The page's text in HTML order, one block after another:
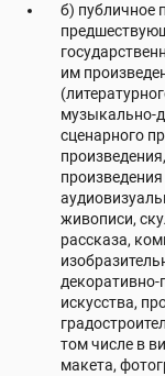
б) публичное
им
музыкально-
сценарного
произведения
живописи,
рассказа,
декоративно-
искусства,
том числе в
макета,